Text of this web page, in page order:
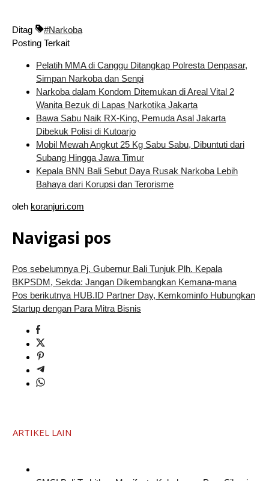
Ditag
#Narkoba
Posting Terkait
Pelatih MMA di Canggu Ditangkap Polresta Denpasar,
Simpan Narkoba dan Senpi
Narkoba dalam Kondom Ditemukan di Areal Vital 2
Wanita Bezuk di Lapas Narkotika Jakarta
Bawa Sabu Naik RX-King, Pemuda Asal Jakarta
Dibekuk Polisi di Kutoarjo
Mobil Mewah Angkut 25 Kg Sabu Sabu, Dibuntuti dari
Subang Hingga Jawa Timur
Kepala BNN Bali Sebut Daya Rusak Narkoba Lebih
Bahaya dari Korupsi dan Terorisme
oleh koranjuri.com
Navigasi pos
Pos sebelumnyaPj. Gubernur Bali Tunjuk Plh. Kepala
BKPSDM, Sekda: Jangan Dikembangkan Kemana-mana
Pos berikutnyaHUB.ID Partner Day, Kemkominfo Hubungkan
Startup dengan Para Mitra Bisnis
ARTIKEL LAIN